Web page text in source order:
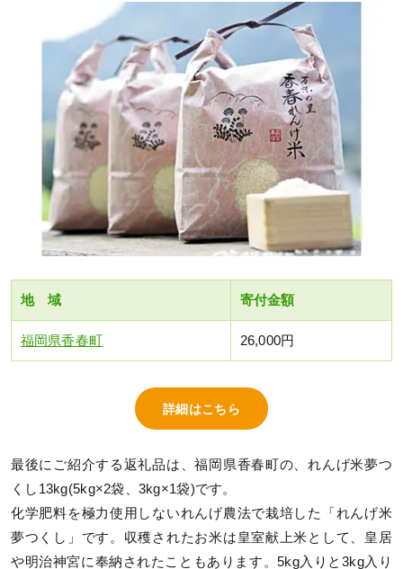
地 域 寄付金額
福岡県香春町 26,000円
詳細はこちら
最後にご紹介する返礼品は、福岡県香春町の、れんげ米夢つ
くし13kg(5kg×2袋、3kg×1袋)です。
化学肥料を極力使用しないれんげ農法で栽培した「れんげ米
夢つくし」です。収穫されたお米は皇室献上米として、皇居
や明治神宮に奉納されたこともあります。5kg入りと3kg入り